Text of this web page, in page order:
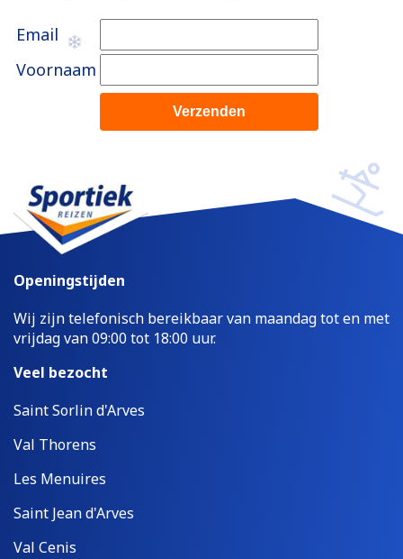
Email
Voornaam
Openingstijden
Wij zijn telefonisch bereikbaar van maandag tot en met
vrijdag van 09:00 tot 18:00 uur.
Veel bezocht
Saint Sorlin d'Arves
Val Thorens
Les Menuires
Saint Jean d'Arves
Val Cenis